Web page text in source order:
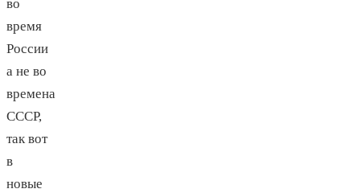
во
время
России
а не во
времена
СССР,
так вот
в
новые